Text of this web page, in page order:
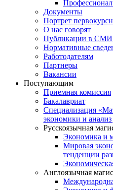
Документы
Портрет
О нас говорят
Публикации в СМИ
Нормативные
Работодателям
Партнеры
Вакансии
Поступающим
Приемная комиссия
Бакалавриат
Специализация
экономики и
Русскоязычная
Экономика и
Мировая
тенденции
Англоязычная